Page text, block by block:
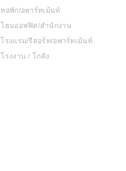
หอพัก/อพาร์ทเม้นท์
โฮมออฟฟิศ/สำนักงาน
โรงแรม/รีสอร์ท/อพาร์ทเม้นท์
โรงงาน / โกดัง